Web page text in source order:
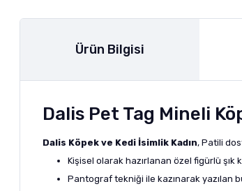
Ürün Bilgisi
Dalis Pet Tag Mineli
Dalis Köpek ve Kedi İsimlik Kadın, Patili
Kişisel olarak hazırlanan özel figürlü şık
Pantograf tekniği ile kazınarak yazılan